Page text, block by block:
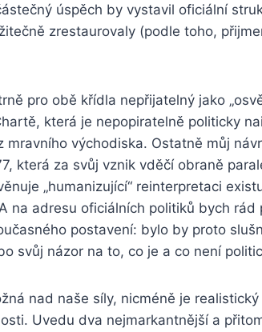
úspěch by vystavil oficiální
zrestaurovaly (podle toho,
pro obě křídla nepřijatelný jako
která je nepopiratelně politicky
mravního východiska. Ostatně můj
která za svůj vznik vděčí obraně
„humanizující“ reinterpretaci
na adresu oficiálních politiků bych
postavení: bylo by proto
svůj názor na to, co je a co není
nad naše síly, nicméně je
Uvedu dva nejmarkantnější a